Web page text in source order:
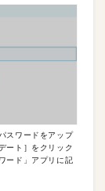
スワードをアップ
ート］をクリック
ード」アプリに記